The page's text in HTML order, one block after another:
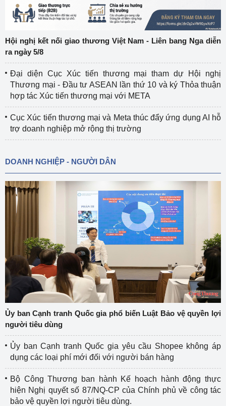
Hội nghị kết nối giao thương Việt Nam - Liên bang Nga diễn
ra ngày 5/8
Đại diện Cục Xúc tiến thương mại tham dự Hội nghị
Thương mại - Đầu tư ASEAN lần thứ 10 và ký Thỏa thuận
hợp tác Xúc tiến thương mại với META
Cục Xúc tiến thương mại và Meta thúc đẩy ứng dụng AI hỗ
trợ doanh nghiệp mở rộng thị trường
DOANH NGHIỆP - NGƯỜI DÂN
Ủy ban Cạnh tranh Quốc gia phổ biến Luật Bảo vệ quyền lợi
người tiêu dùng
Ủy ban Cạnh tranh Quốc gia yêu cầu Shopee không áp
dụng các loại phí mới đối với người bán hàng
Bộ Công Thương ban hành Kế hoạch hành động thực
hiện Nghị quyết số 87/NQ-CP của Chính phủ về công tác
bảo vệ quyền lợi người tiêu dùng.